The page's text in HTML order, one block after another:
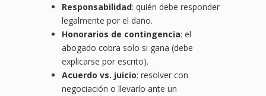
Responsabilidad: quién debe responder
legalmente por el daño.
Honorarios de contingencia: el
abogado cobra solo si gana (debe
explicarse por escrito).
Acuerdo vs. juicio: resolver con
negociación o llevarlo ante un